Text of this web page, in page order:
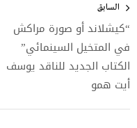
المقالات
السابق
“كيشلاند أو صورة مراكش
في المتخيل السينمائي”
الكتاب الجديد للناقد يوسف
أيت همو